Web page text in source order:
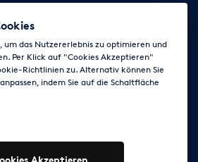
Cookie-Einstellungen ändern
Folge uns auf
um das Nutzererlebnis zu optimieren und
Per Klick auf "Cookies Akzeptieren"
Richtlinien zu. Alternativ können Sie
indem Sie auf die Schaltfläche
Akzeptieren